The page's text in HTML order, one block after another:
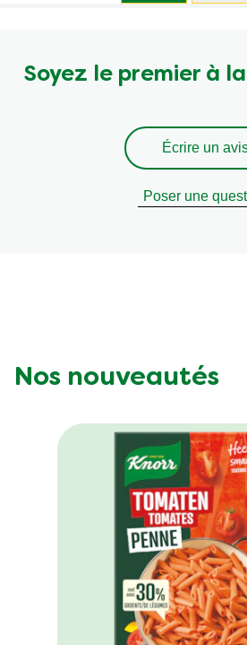
Soyez le premier à
Écrire un
Poser une
Nos nouveautés